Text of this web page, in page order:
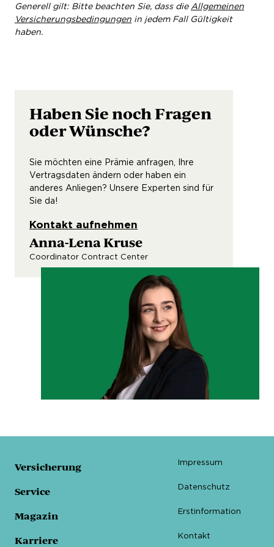
Generell gilt: Bitte beachten Sie, dass die Allgemeinen
Versicherungsbedingungen in jedem Fall Gültigkeit
haben.
Haben Sie noch Fragen
oder Wünsche?
Sie möchten eine Prämie anfragen, Ihre
Vertragsdaten ändern oder haben ein
anderes Anliegen? Unsere Experten sind für
Sie da!
Kontakt aufnehmen
Anna-Lena Kruse
Coordinator Contract Center
Versicherung
Service
Magazin
Karriere
Impressum
Datenschutz
Erstinformation
Kontakt